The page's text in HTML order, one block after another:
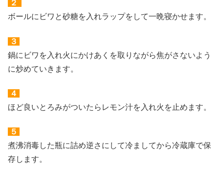
２
ボールにビワと砂糖を入れラップをして一晩寝かせます。
３
鍋にビワを入れ火にかけあくを取りながら焦がさないよう
に炒めていきます。
４
ほど良いとろみがついたらレモン汁を入れ火を止めます。
５
煮沸消毒した瓶に詰め逆さにして冷ましてから冷蔵庫で保
存します。